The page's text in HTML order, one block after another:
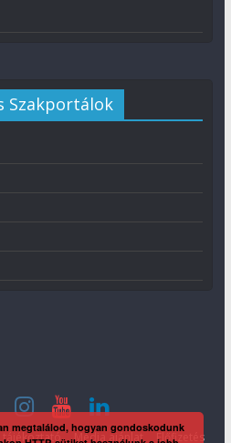
Szakportálok
Média ajánlat Előfizetés
megtalálod, hogyan gondoskodunk